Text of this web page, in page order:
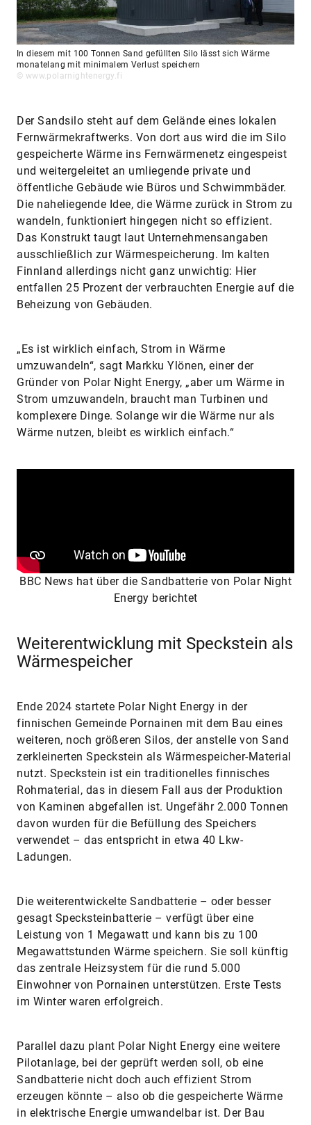
In diesem mit 100 Tonnen Sand gefüllten Silo lässt sich Wärme
monatelang mit minimalem Verlust speichern
© www.polarnightenergy.fi
Der Sandsilo steht auf dem Gelände eines lokalen
Fernwärmekraftwerks. Von dort aus wird die im Silo
gespeicherte Wärme ins Fernwärmenetz eingespeist
und weitergeleitet an umliegende private und
öffentliche Gebäude wie Büros und Schwimmbäder.
Die naheliegende Idee, die Wärme zurück in Strom zu
wandeln, funktioniert hingegen nicht so effizient.
Das Konstrukt taugt laut Unternehmensangaben
ausschließlich zur Wärmespeicherung. Im kalten
Finnland allerdings nicht ganz unwichtig: Hier
entfallen 25 Prozent der verbrauchten Energie auf die
Beheizung von Gebäuden.
„Es ist wirklich einfach, Strom in Wärme
umzuwandeln“, sagt Markku Ylönen, einer der
Gründer von Polar Night Energy, „aber um Wärme in
Strom umzuwandeln, braucht man Turbinen und
komplexere Dinge. Solange wir die Wärme nur als
Wärme nutzen, bleibt es wirklich einfach.“
BBC News hat über die Sandbatterie von Polar Night
Energy berichtet
Weiterentwicklung mit Speckstein als
Wärmespeicher
Ende 2024 startete Polar Night Energy in der
finnischen Gemeinde Pornainen mit dem Bau eines
weiteren, noch größeren Silos, der anstelle von Sand
zerkleinerten Speckstein als Wärmespeicher-Material
nutzt. Speckstein ist ein traditionelles finnisches
Rohmaterial, das in diesem Fall aus der Produktion
von Kaminen abgefallen ist. Ungefähr 2.000 Tonnen
davon wurden für die Befüllung des Speichers
verwendet – das entspricht in etwa 40 Lkw-
Ladungen.
Die weiterentwickelte Sandbatterie – oder besser
gesagt Specksteinbatterie – verfügt über eine
Leistung von 1 Megawatt und kann bis zu 100
Megawattstunden Wärme speichern. Sie soll künftig
das zentrale Heizsystem für die rund 5.000
Einwohner von Pornainen unterstützen. Erste Tests
im Winter waren erfolgreich.
Parallel dazu plant Polar Night Energy eine weitere
Pilotanlage, bei der geprüft werden soll, ob eine
Sandbatterie nicht doch auch effizient Strom
erzeugen könnte – also ob die gespeicherte Wärme
in elektrische Energie umwandelbar ist. Der Bau